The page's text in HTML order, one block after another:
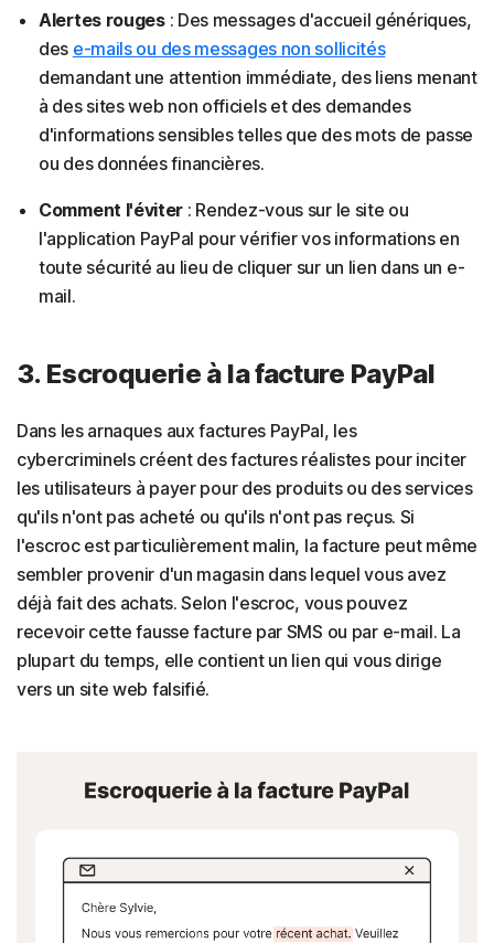
Alertes rouges: Des messages d'accueil génériques,
des e-mails ou des messages non sollicités
demandant une attention immédiate, des liens menant
à des sites web non officiels et des demandes
d'informations sensibles telles que des mots de passe
ou des données financières.
Comment l'éviter : Rendez-vous sur le site ou
l'application PayPal pour vérifier vos informations en
toute sécurité au lieu de cliquer sur un lien dans un e-
mail.
3. Escroquerie à la facture PayPal
Dans les arnaques aux factures PayPal, les
cybercriminels créent des factures réalistes pour inciter
les utilisateurs à payer pour des produits ou des services
qu'ils n'ont pas acheté ou qu'ils n'ont pas reçus. Si
l'escroc est particulièrement malin, la facture peut même
sembler provenir d'un magasin dans lequel vous avez
déjà fait des achats. Selon l'escroc, vous pouvez
recevoir cette fausse facture par SMS ou par e-mail. La
plupart du temps, elle contient un lien qui vous dirige
vers un site web falsifié.